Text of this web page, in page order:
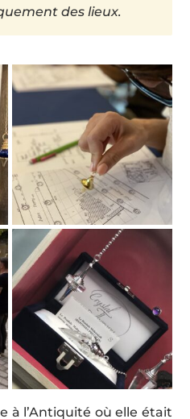
des lieux.
à l’Antiquité où elle était